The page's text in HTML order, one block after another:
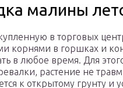
малины
в торговых
корнями в горшках и
в любое время. Для
растение не
к открытому грунту и